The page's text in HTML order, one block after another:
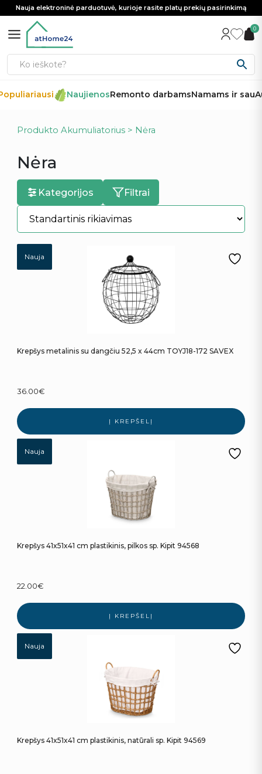
Nauja elektroninė parduotuvė, kurioje rasite platų prekių pasirinkimą
0
NaujienosRemonto darbamsNamams ir sau
Produkto Akumuliatorius > Nėra
Nėra
Kategorijos Filtrai
Nauja
Krepšys metalinis su dangčiu 52,5 x 44cm TOYJ18-172 SAVEX
36.00€
Į KREPŠELĮ
Nauja
Krepšys 41x51x41 cm plastikinis, pilkos sp. Kipit 94568
22.00€
Į KREPŠELĮ
Nauja
Krepšys 41x51x41 cm plastikinis, natūrali sp. Kipit 94569